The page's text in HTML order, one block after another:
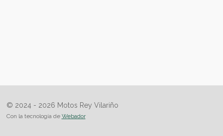
© 2024 - 2026 Motos Rey Vilariño
Con la tecnología de Webador